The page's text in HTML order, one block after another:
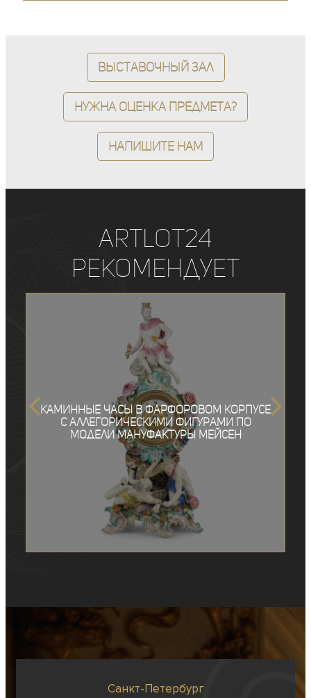
Выставочный зал
Нужна оценка предмета?
Напишите нам
ArtLot24
рекомендует
Каминные часы в фарфоровом корпусе
с аллегорическими фигурами по
модели мануфактуры Мейсен
Санкт-Петербург